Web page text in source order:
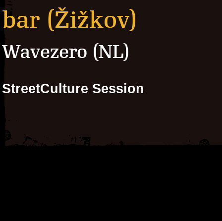
bar (Žižkov)
Wavezero (NL)
StreetCulture Session